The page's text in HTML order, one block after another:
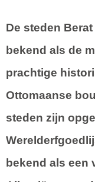
De steden Berat
bekend als de
prachtige
Ottomaanse
steden zijn
bekend als een